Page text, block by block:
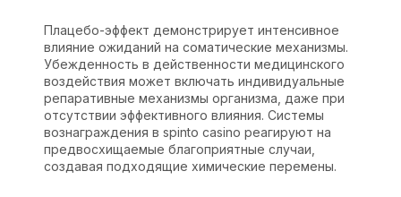
Плацебо-эффект демонстрирует интенсивное
влияние ожиданий на соматические механизмы.
Убежденность в действенности медицинского
воздействия может включать индивидуальные
репаративные механизмы организма, даже при
отсутствии эффективного влияния. Системы
вознаграждения в spinto casino реагируют на
предвосхищаемые благоприятные случаи,
создавая подходящие химические перемены.